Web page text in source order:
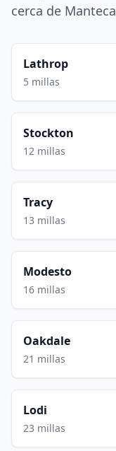
cerca de Manteca
Lathrop
5 millas
Stockton
12 millas
Tracy
13 millas
Modesto
16 millas
Oakdale
21 millas
Lodi
23 millas